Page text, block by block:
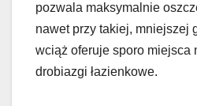
pozwala maksymalnie
nawet przy takiej, mniejszej
wciąż oferuje sporo miejsca
drobiazgi łazienkowe.